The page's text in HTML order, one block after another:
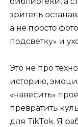
зритель
а не просто
подсветку» и
Это не про
историю,
«навесить»
превратить
для TikTok. Я